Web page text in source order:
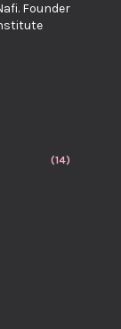
Founder
(14)